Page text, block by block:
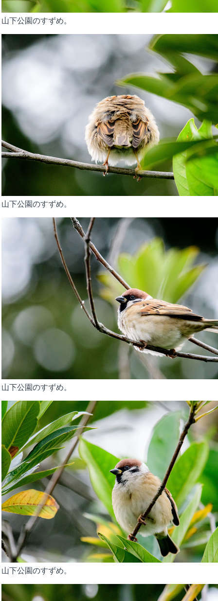
山下公園のすずめ。
山下公園のすずめ。
山下公園のすずめ。
山下公園のすずめ。